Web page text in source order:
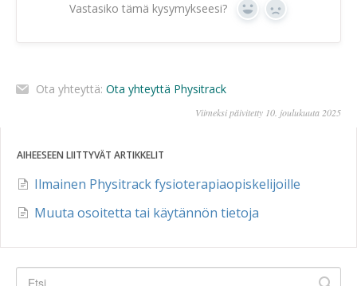
Vastasiko tämä kysymykseesi? Kyllä Ei
Ota yhteyttä: Ota yhteyttä Physitrack
Viimeksi päivitetty 10. joulukuuta 2025
AIHEESEEN LIITTYVÄT ARTIKKELIT
Ilmainen Physitrack fysioterapiaopiskelijoille
Muuta osoitetta tai käytännön tietoja